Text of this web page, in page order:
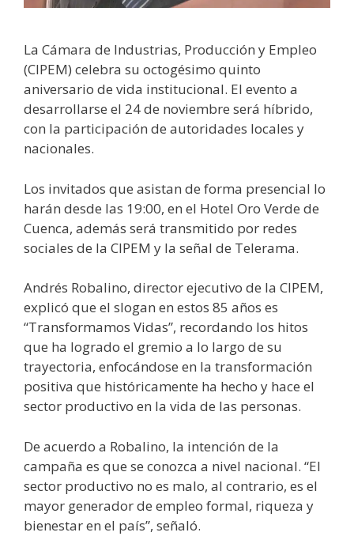
La Cámara de Industrias, Producción y Empleo
(CIPEM) celebra su octogésimo quinto
aniversario de vida institucional. El evento a
desarrollarse el 24 de noviembre será híbrido,
con la participación de autoridades locales y
nacionales.
Los invitados que asistan de forma presencial lo
harán desde las 19:00, en el Hotel Oro Verde de
Cuenca, además será transmitido por redes
sociales de la CIPEM y la señal de Telerama.
Andrés Robalino, director ejecutivo de la CIPEM,
explicó que el slogan en estos 85 años es
“Transformamos Vidas”, recordando los hitos
que ha logrado el gremio a lo largo de su
trayectoria, enfocándose en la transformación
positiva que históricamente ha hecho y hace el
sector productivo en la vida de las personas.
De acuerdo a Robalino, la intención de la
campaña es que se conozca a nivel nacional. “El
sector productivo no es malo, al contrario, es el
mayor generador de empleo formal, riqueza y
bienestar en el país”, señaló.